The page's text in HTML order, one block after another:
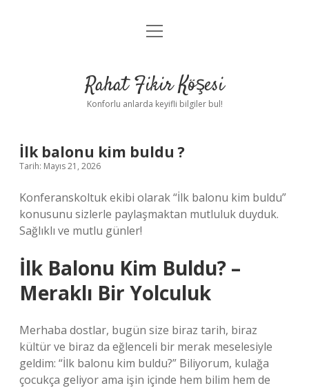
Anasayfa
Yasal Uyarı
menüyü
Rahat Fikir Köşesi
Konforlu anlarda keyifli bilgiler bul!
İlk balonu kim buldu ?
Tarih: Mayıs 21, 2026
Konferanskoltuk ekibi olarak “İlk balonu kim buldu”
konusunu sizlerle paylaşmaktan mutluluk duyduk.
Sağlıklı ve mutlu günler!
İlk Balonu Kim Buldu? –
Meraklı Bir Yolculuk
Merhaba dostlar, bugün size biraz tarih, biraz
kültür ve biraz da eğlenceli bir merak meselesiyle
geldim: “İlk balonu kim buldu?” Biliyorum, kulağa
çocukça geliyor ama işin içinde hem bilim hem de